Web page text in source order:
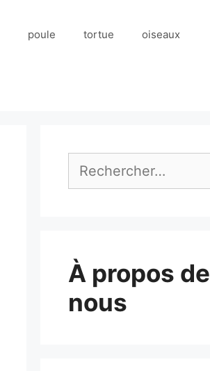
poule tortue oiseaux
À propos de
nous